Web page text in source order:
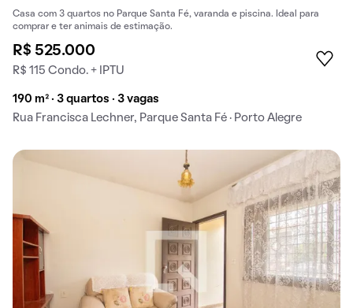
Casa com 3 quartos no Parque Santa Fé, varanda e piscina. Ideal para
comprar e ter animais de estimação.
R$ 525.000
R$ 115 Condo. + IPTU
190 m² · 3 quartos · 3 vagas
Rua Francisca Lechner, Parque Santa Fé · Porto Alegre